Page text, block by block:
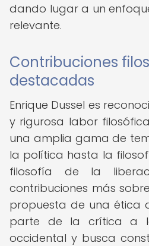
dando lugar a un
relevante.
Contribuciones
destacadas
Enrique Dussel es
y rigurosa labor
una amplia gama de
la política hasta la
filosofía de la
contribuciones más
propuesta de una ética
parte de la crítica a
occidental y busca